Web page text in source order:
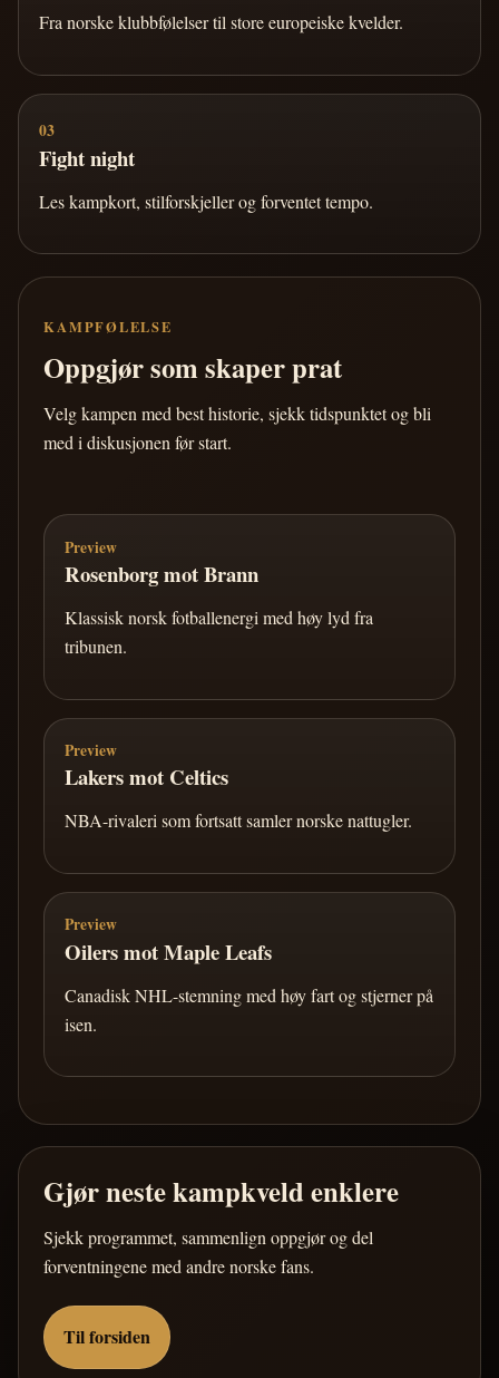
Fra norske klubbfølelser til store europeiske kvelder.
03
Fight night
Les kampkort, stilforskjeller og forventet tempo.
KAMPFØLELSE
Oppgjør som skaper prat
Velg kampen med best historie, sjekk tidspunktet og bli
med i diskusjonen før start.
Preview
Rosenborg mot Brann
Klassisk norsk fotballenergi med høy lyd fra
tribunen.
Preview
Lakers mot Celtics
NBA-rivaleri som fortsatt samler norske nattugler.
Preview
Oilers mot Maple Leafs
Canadisk NHL-stemning med høy fart og stjerner på
isen.
Gjør neste kampkveld enklere
Sjekk programmet, sammenlign oppgjør og del
forventningene med andre norske fans.
Til forsiden